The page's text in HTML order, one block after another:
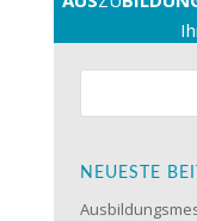
NEUESTE